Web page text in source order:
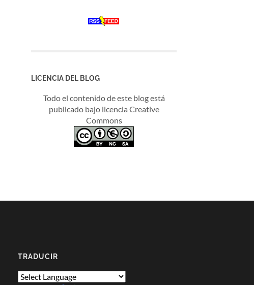
LICENCIA DEL BLOG
Todo el contenido de este blog está
publicado bajo licencia Creative
Commons
TRADUCIR